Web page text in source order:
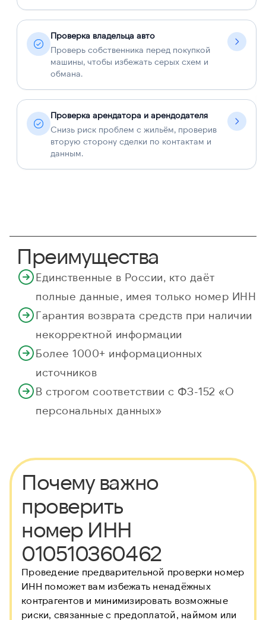
Проверка владельца авто
Проверь собственника перед покупкой
машины, чтобы избежать серых схем и
обмана.
Проверка арендатора и арендодателя
Снизь риск проблем с жильём, проверив
вторую сторону сделки по контактам и
данным.
Преимущества
Единственные в России, кто даёт
полные данные, имея только номер ИНН
Гарантия возврата средств при наличии
некорректной информации
Более 1000+ информационных
источников
В строгом соответствии с ФЗ-152 «О
персональных данных»
Почему важно
проверить
номер ИНН
010510360462
Проведение предварительной проверки номер
ИНН поможет вам избежать ненадёжных
контрагентов и минимизировать возможные
риски, связанные с предоплатой, наймом или